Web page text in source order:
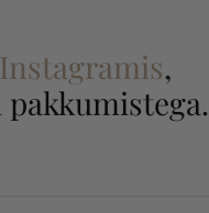
Instagramis,